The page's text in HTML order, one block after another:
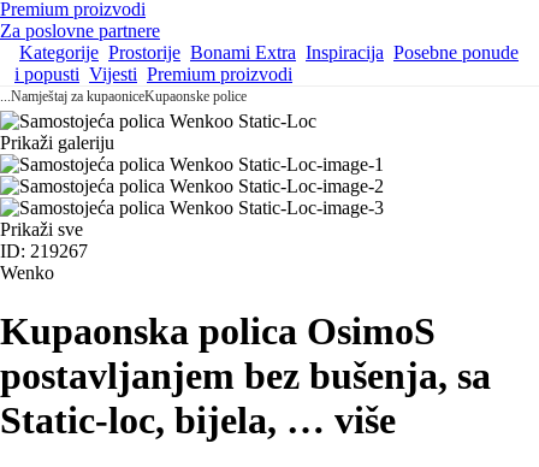
Premium proizvodi
Za poslovne partnere
Kategorije Prostorije Bonami Extra Inspiracija Posebne ponude
i popusti Vijesti Premium proizvodi
...Namještaj za kupaoniceKupaonske police
Prikaži galeriju
Prikaži sve
ID: 219267
Wenko
Kupaonska polica OsimoS
postavljanjem bez bušenja, sa
Static-loc, bijela, … više